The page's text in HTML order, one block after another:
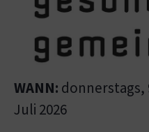
WANN: donnerstags,
Juli 2026